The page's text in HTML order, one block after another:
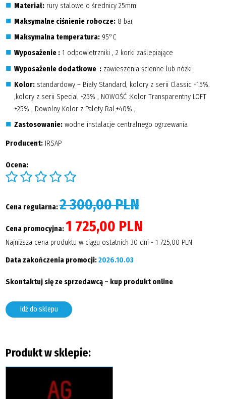
Materiał: rury stalowe o średnicy 25mm
Maksymalne ciśnienie robocze: 8 bar
Maksymalna temperatura: 95°C
Wyposażenie : 1 odpowietrzniki , 2 korki zaślepiające
Wyposażenie dodatkowe : zawieszenia ścienne lub nóżki
Kolor: standardowy – Biały Standard, kolory z serii Classic +15%.
,kolory z serii Special +25% , NOWOŚĆ :Kolor Transparentny LOFT
+25% , Dowolny Kolor z Palety Ral.+40% ,
Zastosowanie: wodne instalacje centralnego ogrzewania
Producent:IRSAP
Ocena:
Cena regularna:2 300,00 PLN
Cena promocyjna:1 725,00 PLN
Najniższa cena produktu w ciągu ostatnich 30 dni - 1 725,00 PLN
Data zakończenia promocji:2026.10.03
Skontaktuj się ze sprzedawcą – kup produkt online
Idź do sklepu
Produkt w sklepie: